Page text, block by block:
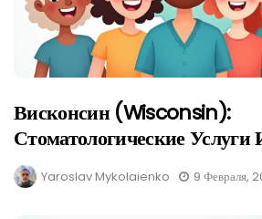
Висконсин (Wisconsin):
Стоматологические
Yaroslav Mykolaienko 9 Февраля,